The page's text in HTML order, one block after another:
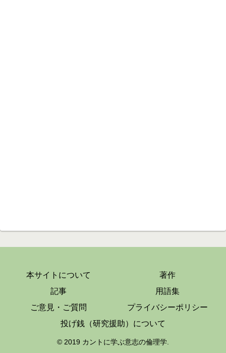
本サイトについて
著作
記事
用語集
ご意見・ご質問
プライバシーポリシー
投げ銭（研究援助）について
© 2019 カントに学ぶ意志の倫理学.